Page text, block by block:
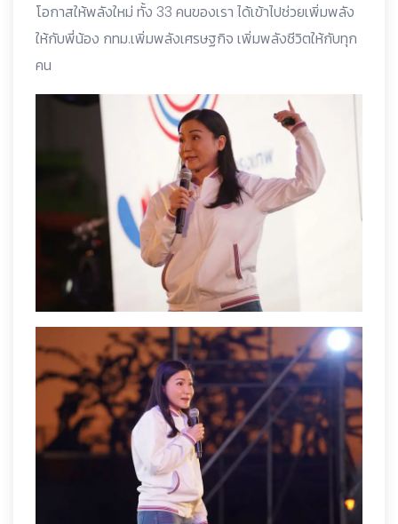
โอกาสให้พลังใหม่ ทั้ง 33 คนของเรา ได้เข้าไปช่วยเพิ่มพลัง
ให้กับพี่น้อง กทม.เพิ่มพลังเศรษฐกิจ เพิ่มพลังชีวิตให้กับทุก
คน